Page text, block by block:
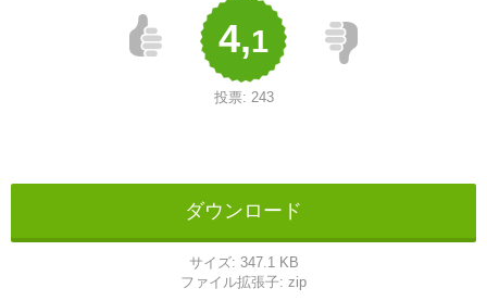
4,1
投票: 243
ダウンロード
サイズ: 347.1 KB
ファイル拡張子: zip